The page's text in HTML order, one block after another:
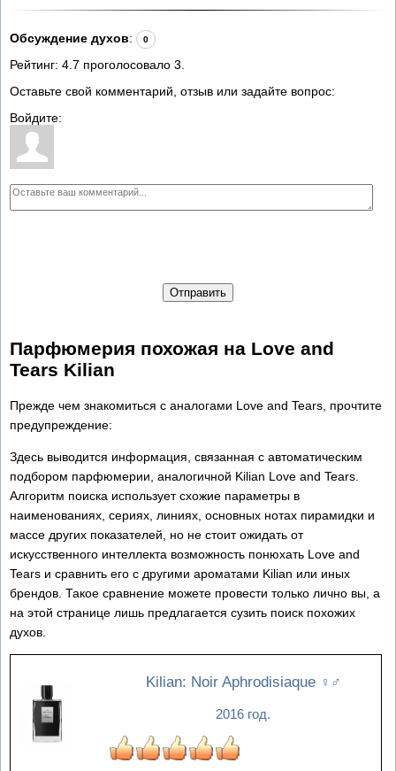
Обсуждение духов: 0
Рейтинг: 4.7 проголосовало 3
Оставьте свой комментарий, отзыв или задайте вопрос:
Войдите:
Отправить
Парфюмерия похожая на Love and
Tears Kilian
Прежде чем знакомиться с аналогами Love and Tears, прочтите
предупреждение:
Здесь выводится информация, связанная с автоматическим
подбором парфюмерии, аналогичной Kilian Love and Tears.
Алгоритм поиска использует схожие параметры в
наименованиях, сериях, линиях, основных нотах пирамидки и
массе других показателей, но не стоит ожидать от
искусственного интеллекта возможность понюхать Love and
Tears и сравнить его с другими ароматами Kilian или иных
брендов. Такое сравнение можете провести только лично вы, а
на этой странице лишь предлагается сузить поиск похожих
духов.
Kilian: Noir Aphrodisiaque ♀♂
2016 год.